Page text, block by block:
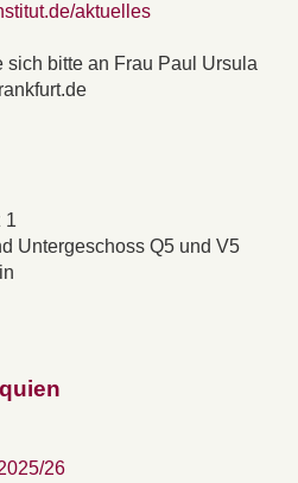
aktuelles
sich bitte an Frau Paul Ursula
1
Untergeschoss Q5 und V5
26